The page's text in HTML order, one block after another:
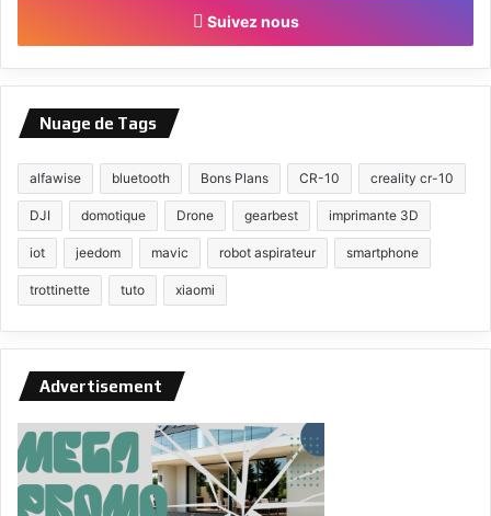
Suivez nous
Nuage de Tags
alfawise bluetooth Bons Plans CR-10 creality cr-10
DJI domotique Drone gearbest imprimante 3D
iot jeedom mavic robot aspirateur smartphone
trottinette tuto xiaomi
Advertisement